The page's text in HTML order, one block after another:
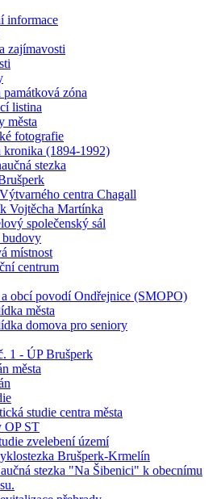
informace
zajímavosti
památková zóna
listina
města
fotografie
kronika (1894-1992)
stezka
centra Chagall
Vojtěcha Martínka
společenský sál
místnost
centrum
a obcí povodí Ondřejnice (SMOPO)
města
domova pro seniory
1 - ÚP Brušperk
města
studie centra města
OP ST
zvelebení území
Brušperk-Krmelín
stezka "Na Šibenici" k obecnímu